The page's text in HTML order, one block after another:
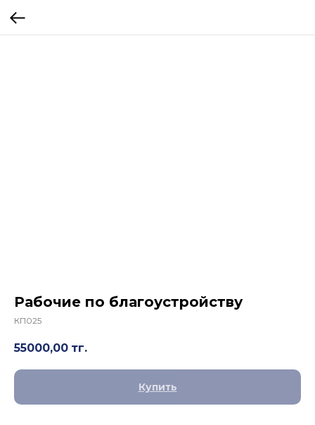
Рабочие по благоустройству
КП025
55000,00 тг.
Купить